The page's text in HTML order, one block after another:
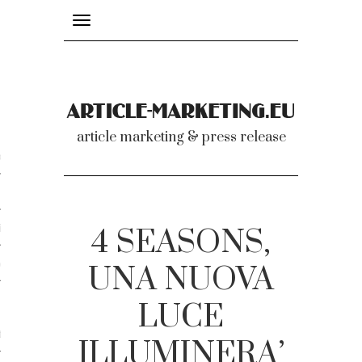
stampa
Video
Toggle
navigation
article marketing & press release
4 SEASONS,
UNA NUOVA
LUCE